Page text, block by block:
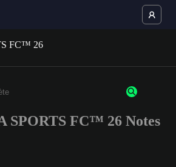
moins 3 caractères ou chiffres.
SPORTS FC™ 26 Notes